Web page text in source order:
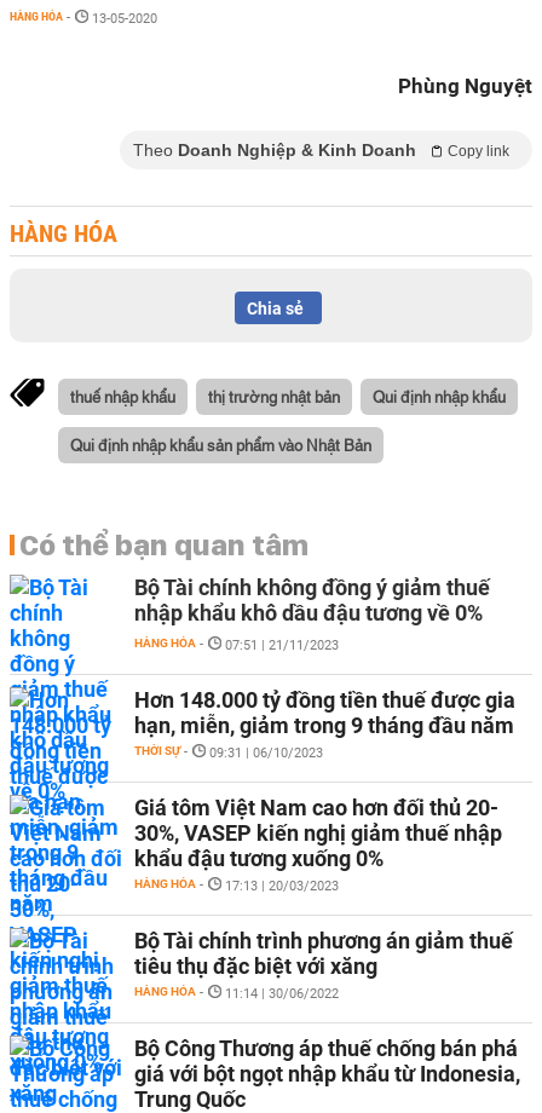
HÀNG HÓA - 13-05-2020
Phùng Nguyệt
Theo Doanh Nghiệp & Kinh Doanh Copy link
HÀNG HÓA
Chia sẻ
thuế nhập khẩu thị trường nhật bản Qui định nhập khẩu
Qui định nhập khẩu sản phẩm vào Nhật Bản
Có thể bạn quan tâm
Bộ Tài chính không đồng ý giảm thuế
nhập khẩu khô dầu đậu tương về 0%
HÀNG HÓA - 07:51 | 21/11/2023
Hơn 148.000 tỷ đồng tiền thuế được gia
hạn, miễn, giảm trong 9 tháng đầu năm
THỜI SỰ - 09:31 | 06/10/2023
Giá tôm Việt Nam cao hơn đối thủ 20-
30%, VASEP kiến nghị giảm thuế nhập
khẩu đậu tương xuống 0%
HÀNG HÓA - 17:13 | 20/03/2023
Bộ Tài chính trình phương án giảm thuế
tiêu thụ đặc biệt với xăng
HÀNG HÓA - 11:14 | 30/06/2022
Bộ Công Thương áp thuế chống bán phá
giá với bột ngọt nhập khẩu từ Indonesia,
Trung Quốc